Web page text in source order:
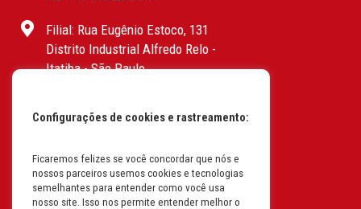
Filial: Rua Eugênio Estoco, 131
Distrito Industrial Alfredo Relo -
Itatiba - São Paulo
I.E: 382.096.357.1147
Filial: Av. Odila Chaves Rodrigues,
1277
Parque industrial RM - Condomínio
Configurações de cookies e rastreamento:
Ficaremos felizes se você concordar que nós e
nossos parceiros usemos cookies e tecnologias
semelhantes para entender como você usa
nosso site. Isso nos permite entender melhor o